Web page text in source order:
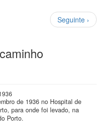
Próxima
página
Seguinte ›
de 1936 no Hospital de
para onde foi levado, na
Porto.